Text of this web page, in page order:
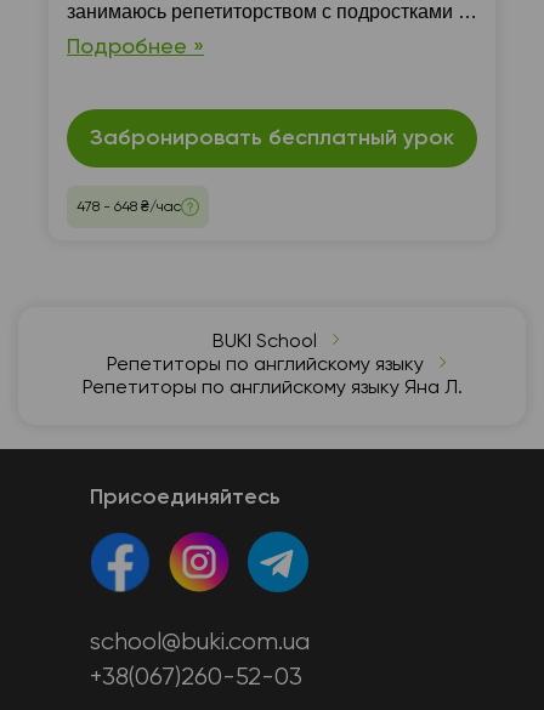
занимаюсь репетиторством с подростками и
взрослыми. Имею сертификат уровня C1.
Подробнее »
Забронировать бесплатный урок
478 - 648 ₴/час
BUKI School
Репетиторы по английскому языку
Репетиторы по английскому языку Яна Л.
Присоединяйтесь
school@buki.com.ua
+38(067)260-52-03